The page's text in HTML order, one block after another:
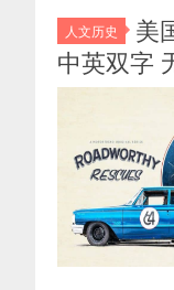
人文历史
美
中英双字